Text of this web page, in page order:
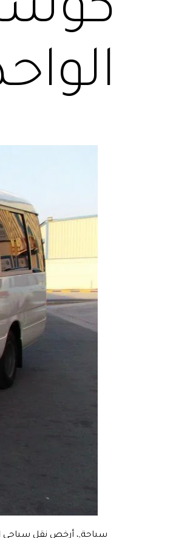
سياحة,، أرخص نقل سياحي